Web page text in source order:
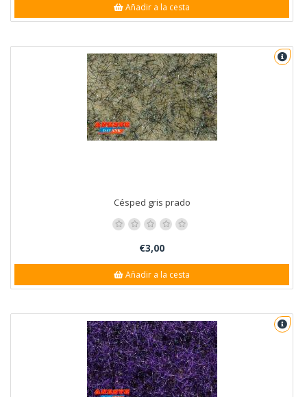
Añadir a la cesta
Césped gris prado
€3,00
Añadir a la cesta